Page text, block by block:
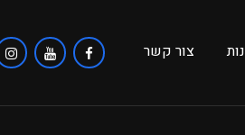
צור קשר